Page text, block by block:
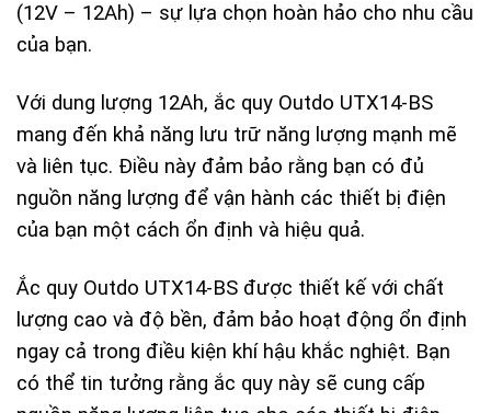
(12V – 12Ah) – sự lựa chọn hoàn hảo cho nhu cầu
của bạn.
Với dung lượng 12Ah, ắc quy Outdo UTX14-BS
mang đến khả năng lưu trữ năng lượng mạnh mẽ
và liên tục. Điều này đảm bảo rằng bạn có đủ
nguồn năng lượng để vận hành các thiết bị điện
của bạn một cách ổn định và hiệu quả.
Ắc quy Outdo UTX14-BS được thiết kế với chất
lượng cao và độ bền, đảm bảo hoạt động ổn định
ngay cả trong điều kiện khí hậu khắc nghiệt. Bạn
có thể tin tưởng rằng ắc quy này sẽ cung cấp